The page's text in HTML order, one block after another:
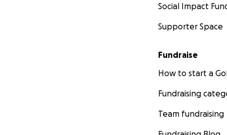
Social Impact
Supporter Space
Fundraise
How to start a
Fundraising
Team fundraising